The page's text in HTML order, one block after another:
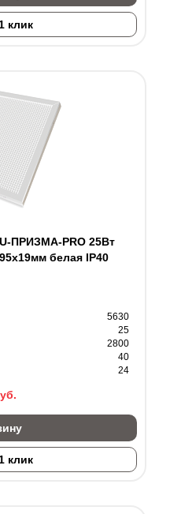
клик
ПРИЗМА-PRO 25Вт
белая IP40
5630
25
2800
40
24
клик